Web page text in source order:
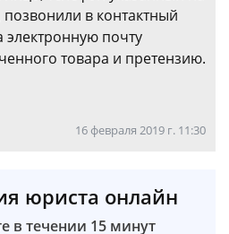
в контактный
электронную почту
товара и претензию.
16 февраля 2019 г. 11:30
юриста онлайн
в течении 15 минут